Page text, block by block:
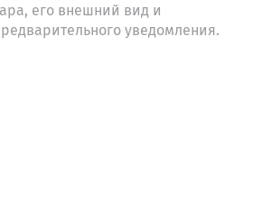
его внешний вид и
уведомления.